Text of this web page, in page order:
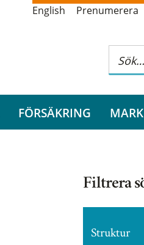
English Prenumerera
FÖRSÄKRING
Filtrera
Struktur